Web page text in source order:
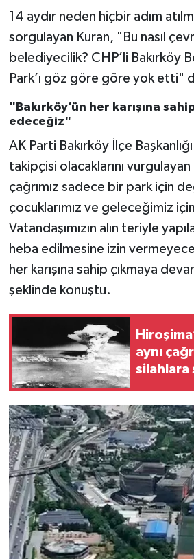
14 aydır neden hiçbir adım
sorgulayan Kuran, "Bu nasıl
belediyecilik? CHP’li Bakırköy
Park’ı göz göre göre yok etti"
"Bakırköy’ün her karışına
edeceğiz"
AK Parti Bakırköy İlçe
takipçisi olacaklarını
çağrımız sadece bir park için
çocuklarımız ve geleceğimiz
Vatandaşımızın alın teriyle
heba edilmesine izin
her karışına sahip çıkmaya
şeklinde konuştu.
aynı
silahlara